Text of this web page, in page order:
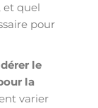
et quel
pour
le
la
varier